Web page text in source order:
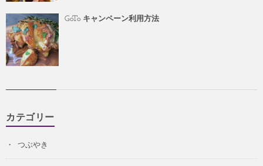
GoTo キャンペーン利用方法
カテゴリー
つぶやき